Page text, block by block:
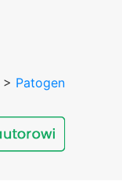
> Patogen